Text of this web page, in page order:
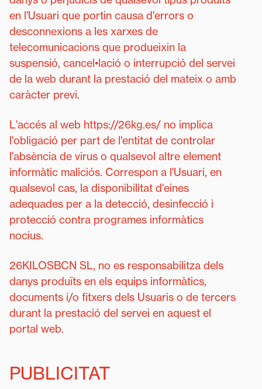
en l'Usuari que portin causa d'errors o
desconnexions a les xarxes de
telecomunicacions que produeixin la
suspensió, cancel•lació o interrupció del servei
de la web durant la prestació del mateix o amb
caràcter previ.
L'accés al web https://26kg.es/ no implica
l'obligació per part de l'entitat de controlar
l'absència de virus o qualsevol altre element
informàtic maliciós. Correspon a l'Usuari, en
qualsevol cas, la disponibilitat d'eines
adequades per a la detecció, desinfecció i
protecció contra programes informàtics
nocius.
26KILOSBCN SL, no es responsabilitza dels
danys produïts en els equips informàtics,
documents i/o fitxers dels Usuaris o de tercers
durant la prestació del servei en aquest el
portal web.
PUBLICITAT